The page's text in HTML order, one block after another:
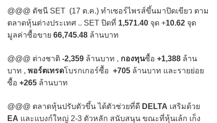
@@@ ดัชนี SET (17 ต.ค.) ทำเซอร์ไพรส์ขึ้นมาปิดเขียว ตาม
ตลาดหุ้นต่างประเทศ .. SET ปิดที่ 1,571.40 จุด +10.62 จุด
มูลค่าซื้อขาย 66,745.48 ล้านบาท
@@@ ต่างชาติ -2,359 ล้านบาท , กองทุนซื้อ +1,388 ล้าน
บาท , พอร์ตเทรดโบรกเกอร์ซื้อ +705 ล้านบาท และรายย่อย
ซื้อ +265 ล้านบาท
@@@ ตลาดหุ้นปรับตัวขึ้น ได้ตัวช่วยที่ดี DELTA เสริมด้วย
EA และแบงก์ใหญ่ 2-3 ตัวหลัก สนับสนุน ขณะที่หุ้นเล้ก เก็ง